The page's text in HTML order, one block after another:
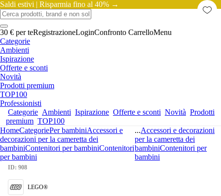
Saldi estivi | Risparmia fino al 40% →
30 € per teRegistrazioneLoginConfronto CarrelloMenu
Categorie
Ambienti
Ispirazione
Offerte e sconti
Novità
Prodotti premium
TOP100
Professionisti
Categorie Ambienti Ispirazione Offerte e sconti Novità Prodotti
premium TOP100
HomeCategoriePer bambiniAccessori e
decorazioni per la cameretta dei
bambiniContenitori per bambiniContenitori
per bambini
...Accessori e decorazioni
per la cameretta dei
bambiniContenitori per
bambini
ID: 908
LEGO®